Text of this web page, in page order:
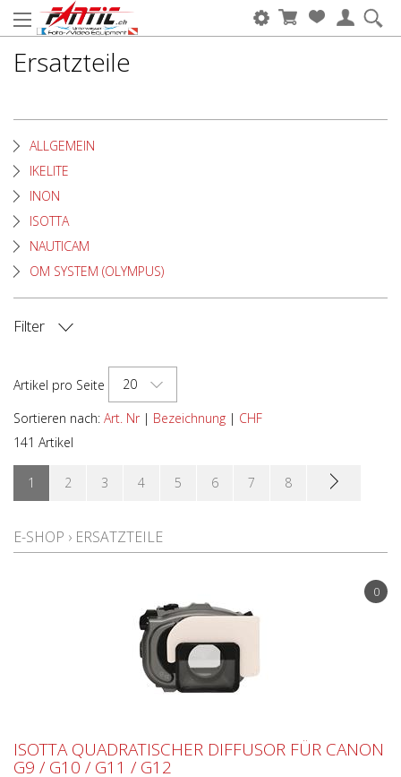
Ersatzteile
ALLGEMEIN
IKELITE
INON
ISOTTA
NAUTICAM
OM SYSTEM (OLYMPUS)
Filter
GEHÄUSE MARKE
Artikel pro Seite
20
Sortieren nach: Art. Nr | Bezeichnung | CHF
141 Artikel
1 2 3 4 5 6 7 8
E-SHOP › ERSATZTEILE
0
ISOTTA QUADRATISCHER DIFFUSOR FÜR CANON
G9 / G10 / G11 / G12